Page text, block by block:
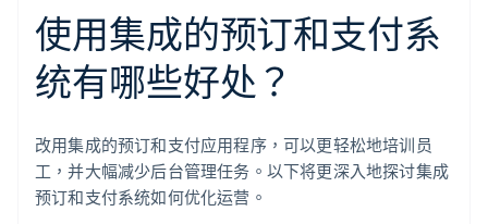
使用集成的预订和支付系
统有哪些好处？
改用集成的预订和支付应用程序，可以更轻松地培训员
工，并大幅减少后台管理任务。以下将更深入地探讨集成
预订和支付系统如何优化运营。